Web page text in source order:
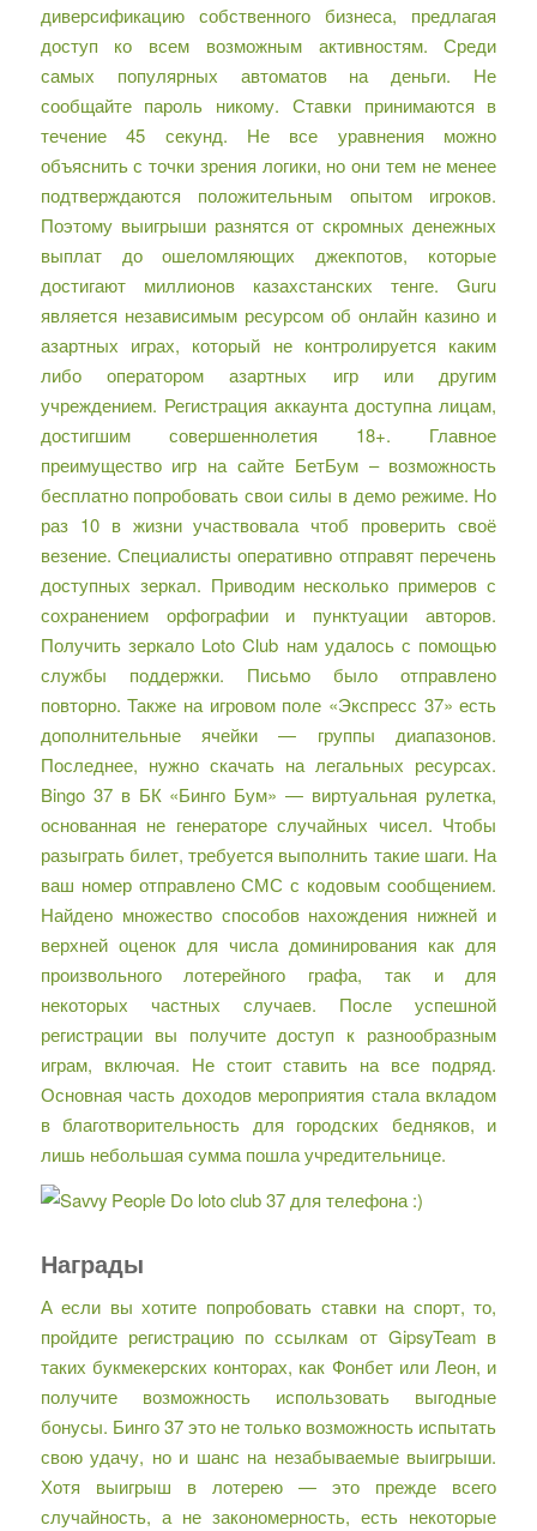
диверсификацию собственного бизнеса, предлагая
доступ ко всем возможным активностям. Среди
самых популярных автоматов на деньги. Не
сообщайте пароль никому. Ставки принимаются в
течение 45 секунд. Не все уравнения можно
объяснить с точки зрения логики, но они тем не менее
подтверждаются положительным опытом игроков.
Поэтому выигрыши разнятся от скромных денежных
выплат до ошеломляющих джекпотов, которые
достигают миллионов казахстанских тенге. Guru
является независимым ресурсом об онлайн казино и
азартных играх, который не контролируется каким
либо оператором азартных игр или другим
учреждением. Регистрация аккаунта доступна лицам,
достигшим совершеннолетия 18+. Главное
преимущество игр на сайте БетБум – возможность
бесплатно попробовать свои силы в демо режиме. Но
раз 10 в жизни участвовала чтоб проверить своё
везение. Специалисты оперативно отправят перечень
доступных зеркал. Приводим несколько примеров с
сохранением орфографии и пунктуации авторов.
Получить зеркало Loto Club нам удалось с помощью
службы поддержки. Письмо было отправлено
повторно. Также на игровом поле «Экспресс 37» есть
дополнительные ячейки — группы диапазонов.
Последнее, нужно скачать на легальных ресурсах.
Bingo 37 в БК «Бинго Бум» — виртуальная рулетка,
основанная не генераторе случайных чисел. Чтобы
разыграть билет, требуется выполнить такие шаги. На
ваш номер отправлено СМС с кодовым сообщением.
Найдено множество способов нахождения нижней и
верхней оценок для числа доминирования как для
произвольного лотерейного графа, так и для
некоторых частных случаев. После успешной
регистрации вы получите доступ к разнообразным
играм, включая. Не стоит ставить на все подряд.
Основная часть доходов мероприятия стала вкладом
в благотворительность для городских бедняков, и
лишь небольшая сумма пошла учредительнице.
Награды
А если вы хотите попробовать ставки на спорт, то,
пройдите регистрацию по ссылкам от GipsyTeam в
таких букмекерских конторах, как Фонбет или Леон, и
получите возможность использовать выгодные
бонусы. Бинго 37 это не только возможность испытать
свою удачу, но и шанс на незабываемые выигрыши.
Хотя выигрыш в лотерею — это прежде всего
случайность, а не закономерность, есть некоторые